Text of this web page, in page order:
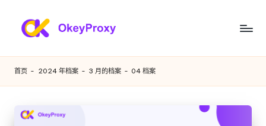
满
足
您
各
能
的
首页 - 2024 年档案 - 3 月的档案 - 04 档案